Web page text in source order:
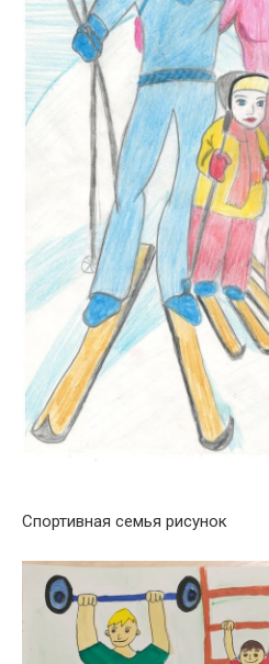
Спортивная семья рисунок